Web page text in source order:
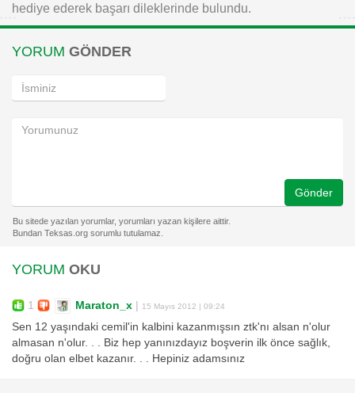
hediye ederek başarı dileklerinde bulundu.
YORUM GÖNDER
Gönder
YORUM OKU
1 Maraton_x | 15 Mayıs 2012 | 09:24
Sen 12 yaşındaki cemil'in kalbini kazanmışsın ztk'nı alsan n'olur
almasan n'olur. . . Biz hep yanınızdayız boşverin ilk önce sağlık,
doğru olan elbet kazanır. . . Hepiniz adamsınız